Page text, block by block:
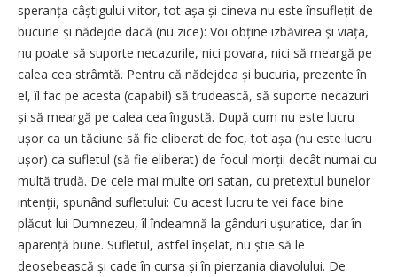
speranța câștigului viitor, tot așa și cineva nu este însuflețit de
bucurie și nădejde dacă (nu zice): Voi obține izbăvirea și viața,
nu poate să suporte necazurile, nici povara, nici să meargă pe
calea cea strâmtă. Pentru că nădejdea și bucuria, prezente în
el, îl fac pe acesta (capabil) să trudească, să suporte necazuri
și să meargă pe calea cea îngustă. După cum nu este lucru
ușor ca un tăciune să fie eliberat de foc, tot așa (nu este lucru
ușor) ca sufletul (să fie eliberat) de focul morții decât numai cu
multă trudă. De cele mai multe ori satan, cu pretextul bunelor
intenții, spunând sufletului: Cu acest lucru te vei face bine
plăcut lui Dumnezeu, îl îndeamnă la gânduri ușuratice, dar în
aparență bune. Sufletul, astfel înșelat, nu știe să le
deosebească și cade în cursa și în pierzania diavolului. De